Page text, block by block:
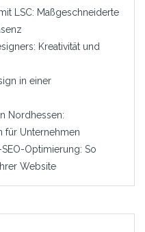
LSC: Maßgeschneiderte
Kreativität und
in einer
Nordhessen:
für Unternehmen
Optimierung: So
Website